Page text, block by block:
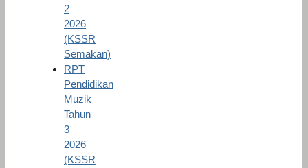
2
2026
(KSSR
Semakan)
RPT
Pendidikan
Muzik
Tahun
3
2026
(KSSR